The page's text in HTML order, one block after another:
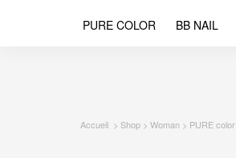
PURE COLOR BB NAIL
Accueil Shop Woman PURE color